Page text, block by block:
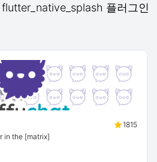
플러그인
1815
in the [matrix]